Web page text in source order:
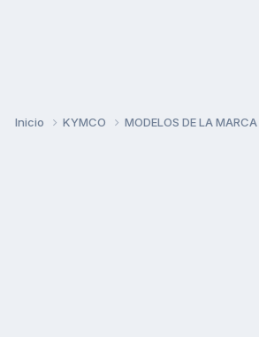
Inicio KYMCO MODELOS DE LA MARCA